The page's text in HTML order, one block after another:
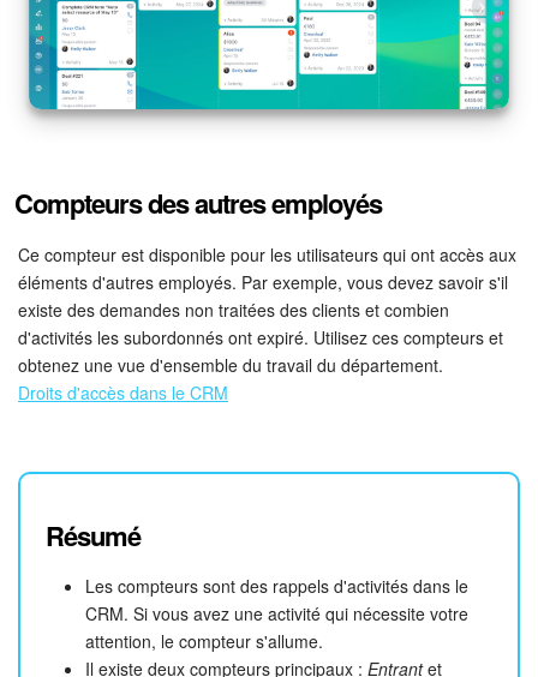
Compteurs des autres employés
Ce compteur est disponible pour les utilisateurs qui ont accès aux
éléments d'autres employés. Par exemple, vous devez savoir s'il
existe des demandes non traitées des clients et combien
d'activités les subordonnés ont expiré. Utilisez ces compteurs et
obtenez une vue d'ensemble du travail du département.
Droits d'accès dans le CRM
Résumé
Les compteurs sont des rappels d'activités dans le
CRM. Si vous avez une activité qui nécessite votre
attention, le compteur s'allume.
Il existe deux compteurs principaux : Entrantet